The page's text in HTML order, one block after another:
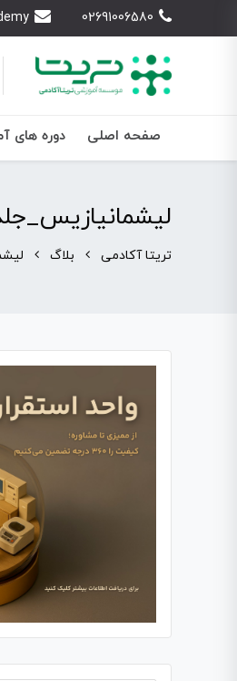
02691006580
صفحه اصلی دوره های
تریتا آکادمی بلاگ